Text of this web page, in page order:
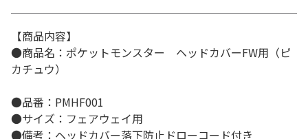
【商品内容】
●商品名：ポケットモンスター ヘッドカバーFW用（ピ
カチュウ）
●品番：PMHF001
●サイズ：フェアウェイ用
●備考：ヘッドカバー落下防止ドローコード付き